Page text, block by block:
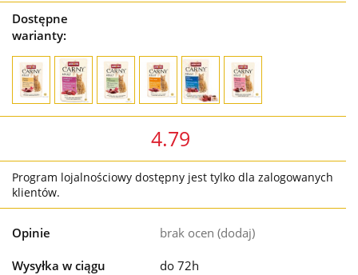
Dostępne
warianty:
4.79
Program lojalnościowy dostępny jest tylko dla zalogowanych
klientów.
Opinie brak ocen (dodaj)
Wysyłka w ciągu do 72h